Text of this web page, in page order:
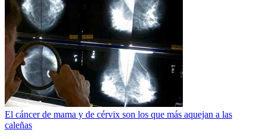
El cáncer de mama y de cérvix son los que más aquejan a las
caleñas